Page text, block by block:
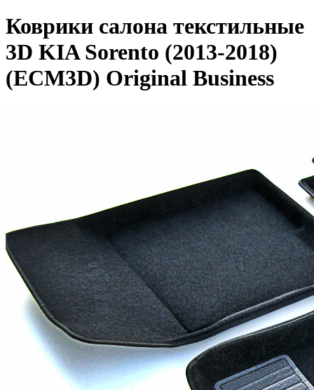
Коврики салона текстильные
3D KIA Sorento (2013-2018)
(ECM3D) Original Business